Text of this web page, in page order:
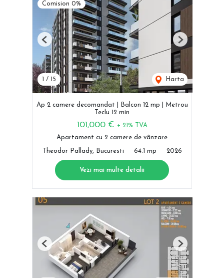
Comision 0%
/ 15 Harta
Previous Next
Ap 2 camere decomandat | Balcon 12 mp | Metrou
Teclu 12 min
101,000 € + 21% TVA
Apartament cu 2 camere de vânzare
Theodor Pallady, Bucuresti 64.1 mp 2026
Vezi mai multe detalii
Previous Next